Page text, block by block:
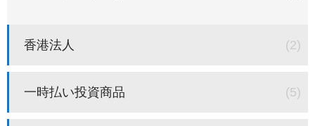
香港法人 (2)
一時払い投資商品 (5)